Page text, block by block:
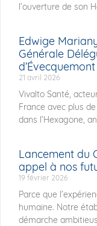
l’ouverture de son
Edwige
Générale
d’Évecquemont
21 avril 2026
Vivalto Santé,
France avec plus
dans l’Hexagone,
Lancement du
appel à nos
19 février 2026
Parce que
humaine. Notre
démarche